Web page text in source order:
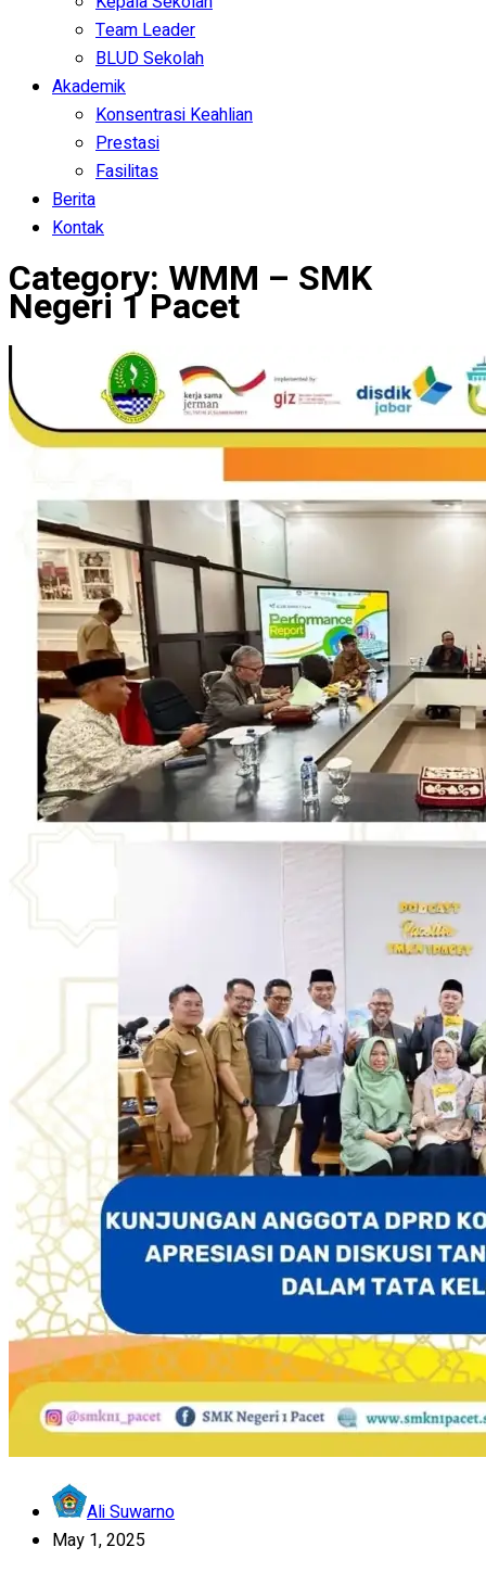
Team Leader
BLUD Sekolah
Akademik
Konsentrasi Keahlian
Prestasi
Fasilitas
Berita
Kontak
Category: WMM – SMK
Negeri 1 Pacet
Ali Suwarno
May 1, 2025